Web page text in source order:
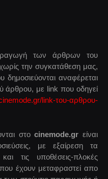
των άρθρων του
την συγκατάθεση μας,
αναφέρεται
άρθρου, με link που οδηγεί
link-του-αρθρου-
στοcinemode.gr είναι
με εξαίρεση τα
τις υποθέσεις-πλοκές
έχουν μεταφραστεί απο